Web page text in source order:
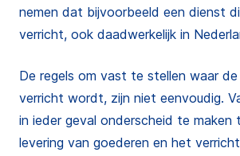
nemen dat bijvoorbeeld een dienst
verricht, ook daadwerkelijk in
De regels om vast te stellen waar
verricht wordt, zijn niet eenvoudig.
in ieder geval onderscheid te maken
levering van goederen en het